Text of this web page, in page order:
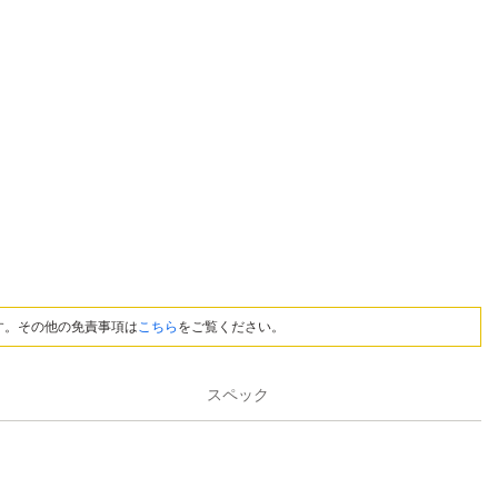
その他の免責事項はこちら をご覧ください。
スペック